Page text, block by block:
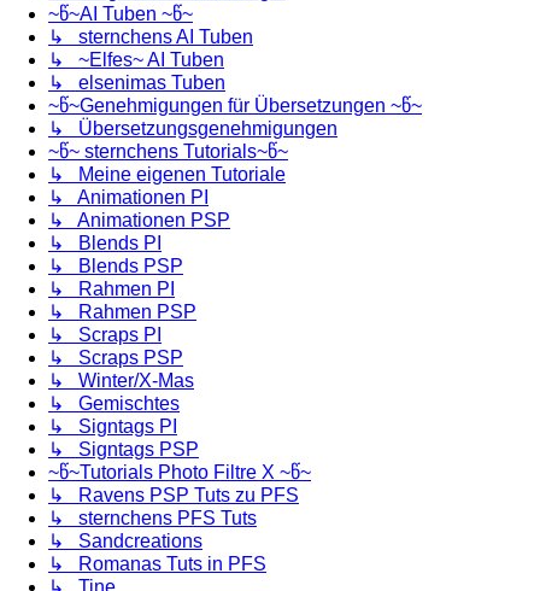
~წ~AI Tuben ~წ~
↳ sternchens AI Tuben
↳ ~Elfes~ AI Tuben
↳ elsenimas Tuben
~წ~Genehmigungen für Übersetzungen ~წ~
↳ Übersetzungsgenehmigungen
~წ~ sternchens Tutorials~წ~
↳ Meine eigenen Tutoriale
↳ Animationen PI
↳ Animationen PSP
↳ Blends PI
↳ Blends PSP
↳ Rahmen PI
↳ Rahmen PSP
↳ Scraps PI
↳ Scraps PSP
↳ Winter/X-Mas
↳ Gemischtes
↳ Signtags PI
↳ Signtags PSP
~წ~Tutorials Photo Filtre X ~წ~
↳ Ravens PSP Tuts zu PFS
↳ sternchens PFS Tuts
↳ Sandcreations
↳ Romanas Tuts in PFS
↳ Tine